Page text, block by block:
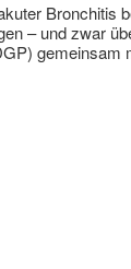
Bronchitis
– und zwar